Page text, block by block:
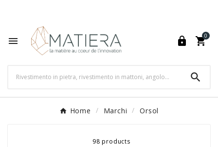
  
0

Home Marchi Orsol
98 products